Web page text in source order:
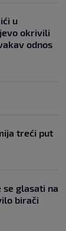
u
okrivili
odnos
treći put
se glasati na
birači